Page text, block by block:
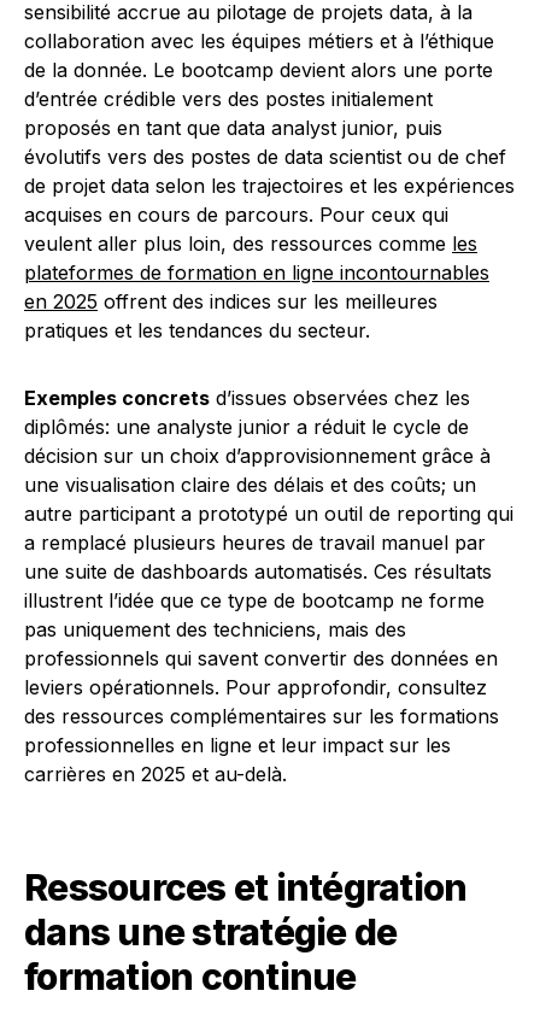
sensibilité accrue au pilotage de projets data, à la
collaboration avec les équipes métiers et à l’éthique
de la donnée. Le bootcamp devient alors une porte
d’entrée crédible vers des postes initialement
proposés en tant que data analyst junior, puis
évolutifs vers des postes de data scientist ou de chef
de projet data selon les trajectoires et les expériences
acquises en cours de parcours. Pour ceux qui
veulent aller plus loin, des ressources comme les
plateformes de formation en ligne incontournables
en 2025 offrent des indices sur les meilleures
pratiques et les tendances du secteur.
Exemples concrets d’issues observées chez les
diplômés: une analyste junior a réduit le cycle de
décision sur un choix d’approvisionnement grâce à
une visualisation claire des délais et des coûts; un
autre participant a prototypé un outil de reporting qui
a remplacé plusieurs heures de travail manuel par
une suite de dashboards automatisés. Ces résultats
illustrent l’idée que ce type de bootcamp ne forme
pas uniquement des techniciens, mais des
professionnels qui savent convertir des données en
leviers opérationnels. Pour approfondir, consultez
des ressources complémentaires sur les formations
professionnelles en ligne et leur impact sur les
carrières en 2025 et au-delà.
Ressources et intégration
dans une stratégie de
formation continue